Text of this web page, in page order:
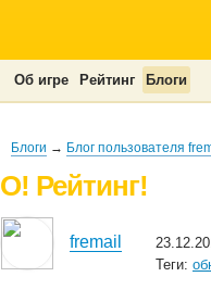
Об игре Рейтинг Блоги
Блоги → Блог пользователя
О! Рейтинг!
fremail
Теги: